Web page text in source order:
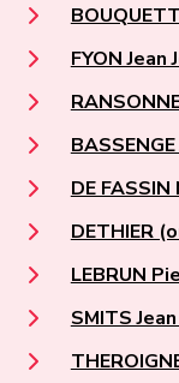
FYON Jean
DE
DETHIER
LEBRUN
SMITS